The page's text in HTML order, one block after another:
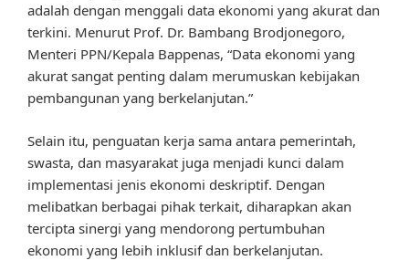
adalah dengan menggali data ekonomi yang akurat dan
terkini. Menurut Prof. Dr. Bambang Brodjonegoro,
Menteri PPN/Kepala Bappenas, “Data ekonomi yang
akurat sangat penting dalam merumuskan kebijakan
pembangunan yang berkelanjutan.”
Selain itu, penguatan kerja sama antara pemerintah,
swasta, dan masyarakat juga menjadi kunci dalam
implementasi jenis ekonomi deskriptif. Dengan
melibatkan berbagai pihak terkait, diharapkan akan
tercipta sinergi yang mendorong pertumbuhan
ekonomi yang lebih inklusif dan berkelanjutan.